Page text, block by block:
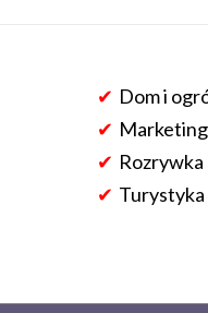
Dom i
Marketing
Rozrywka
Turystyka